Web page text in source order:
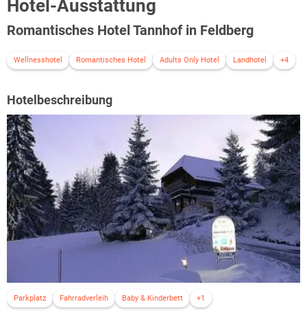
Hotel-Ausstattung
Romantisches Hotel Tannhof in Feldberg
Wellnesshotel Romantisches Hotel Adults Only Hotel Landhotel +4
Hotelbeschreibung
Parkplatz Fahrradverleih Baby & Kinderbett +1